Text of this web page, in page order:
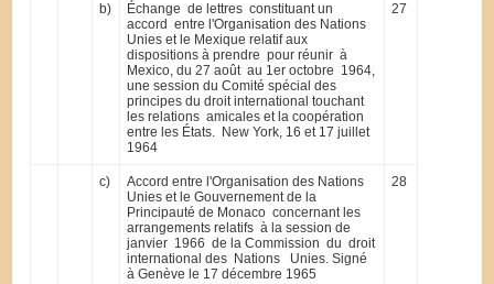
b)
Échange de lettres constituant un
accord entre l'Organisation des Nations
Unies et le Mexique relatif aux
dispositions à prendre pour réunir à
Mexico, du 27 août au 1er octobre 1964,
une session du Comité spécial des
principes du droit international touchant
les relations amicales et la coopération
entre les États. New York, 16 et 17 juillet
1964
27
c)
Accord entre l'Organisation des Nations
Unies et le Gouvernement de la
Principauté de Monaco concernant les
arrangements relatifs à la session de
janvier 1966 de la Commission du droit
international des Nations Unies. Signé
à Genève le 17 décembre 1965
28